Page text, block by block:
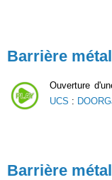
Barrière
Ouverture
UCS :
Barrière